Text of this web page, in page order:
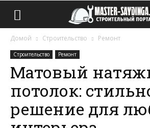
Домой Строительство Ремонт
Строительство Ремонт
Матовый
потолок:
решение для